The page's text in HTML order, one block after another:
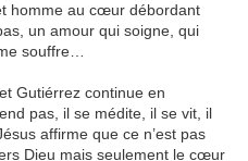
homme au cœur débordant
un amour qui soigne, qui
souffre…
Gutiérrez continue en
pas, il se médite, il se vit, il
affirme que ce n’est pas
Dieu mais seulement le cœur